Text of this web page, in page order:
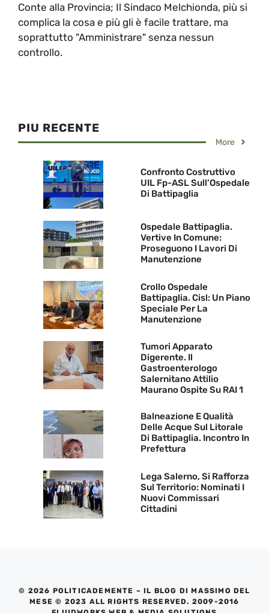
Conte alla Provincia; Il Sindaco Melchionda, più si
complica la cosa e più gli è facile trattare, ma
soprattutto "Amministrare" senza nessun
controllo.
PIU RECENTE
More
Confronto Costruttivo
UIL Fp-ASL Sull’Ospedale
Di Battipaglia
Ospedale Battipaglia.
Vertive In Comune:
Proseguono I Lavori Di
Manutenzione
Crollo Ospedale
Battipaglia. Cisl: Un Piano
Speciale Per La
Manutenzione
Tumori Apparato
Digerente. Il
Gastroenterologo
Salernitano Attilio
Maurano Ospite Su RAI 1
Balneazione E Qualità
Delle Acque Sul Litorale
Di Battipaglia. Incontro In
Prefettura
Lega Salerno, Si Rafforza
Sul Territorio: Nominati I
Nuovi Commissari
Cittadini
© 2026 POLITICADEMENTE – IL BLOG DI MASSIMO DEL
MESE © 2023 ALL RIGHTS RESERVED. 2009-2016